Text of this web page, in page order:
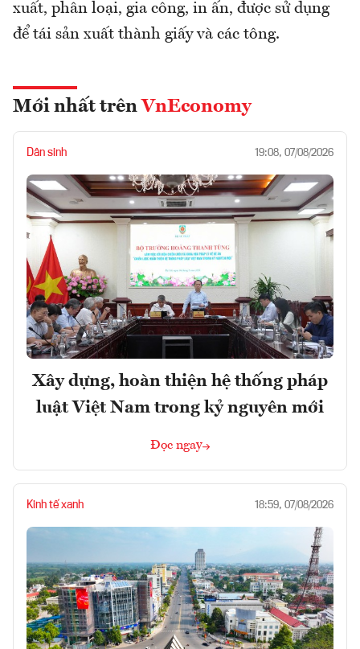
xuất, phân loại, gia công, in ấn, được sử dụng
để tái sản xuất thành giấy và các tông.
Mới nhất trên VnEconomy
Dân sinh 19:08, 07/08/2026
Xây dựng, hoàn thiện hệ thống pháp
luật Việt Nam trong kỷ nguyên mới
Đọc ngay
Kinh tế xanh 18:59, 07/08/2026